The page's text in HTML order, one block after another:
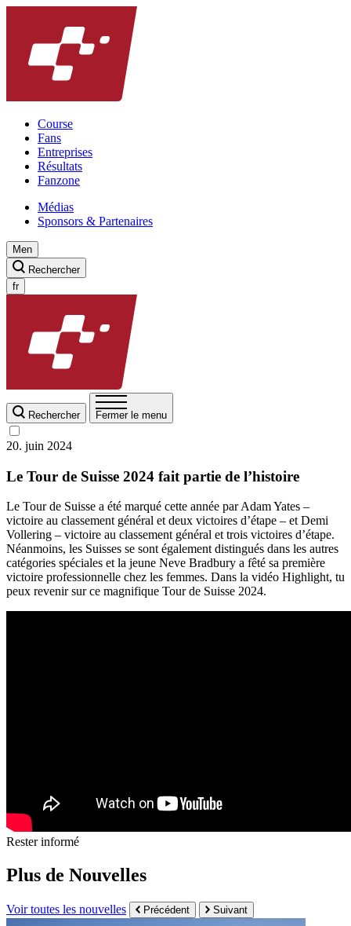
Course
Fans
Entreprises
Résultats
Fanzone
Médias
Sponsors & Partenaires
Men
Rechercher
fr
Rechercher Fermer le menu
20. juin 2024
Le Tour de Suisse 2024 fait partie de l’histoire
Le Tour de Suisse a été marqué cette année par Adam Yates –
victoire au classement général et deux victoires d’étape – et Demi
Vollering – victoire au classement général et trois victoires d’étape.
Néanmoins, les Suisses se sont également distingués dans les autres
catégories spéciales et la jeune Neve Bradbury a fêté sa première
victoire professionnelle chez les femmes. Dans la vidéo Highlight, tu
peux revenir sur ce magnifique Tour de Suisse 2024.
Rester informé
Plus de Nouvelles
Voir toutes les nouvelles Précédent Suivant